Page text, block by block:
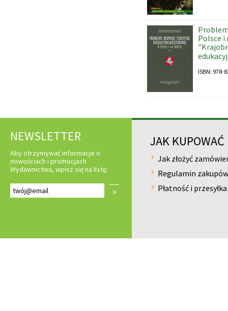
Polsce i
ISBN: 978-
NEWSLETTER
Aby otrzymywać informacje o
nowościach i promocjach
Wydawnictwa, wpisz się na listę:
>
JAK KUPOWAĆ
Jak złożyć
Regulamin zakupów
Płatność i przesyłka